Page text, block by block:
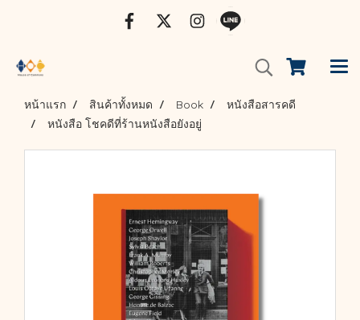
หน้าแรก สินค้าทั้งหมด Book
หนังสือสารคดี
หนังสือ โชคดีที่ร้านหนังสือยังอยู่